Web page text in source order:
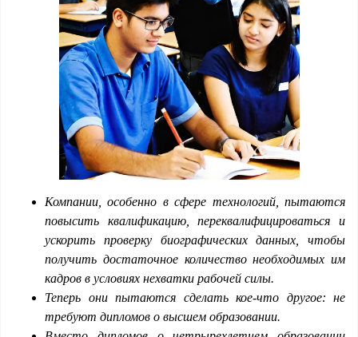
Компании, особенно в сфере технологий, пытаются
повысить квалификацию, переквалифицироваться и
ускорить проверку биографических данных, чтобы
получить достаточное количество необходимых им
кадров в условиях нехватки рабочей силы.
Теперь они пытаются сделать кое-что другое: не
требуют дипломов о высшем образовании.